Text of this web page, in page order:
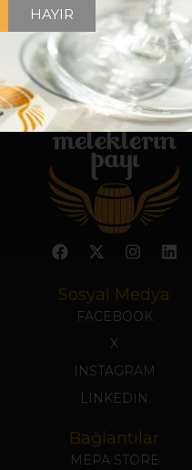
Sosyal Medya
FACEBOOK
X
INSTAGRAM
LINKEDIN
Bağlantılar
MEPA STORE
HAYIR